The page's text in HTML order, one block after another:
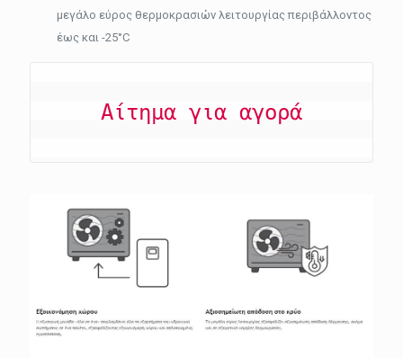
μεγάλο εύρος θερμοκρασιών λειτουργίας περιβάλλοντος
έως και -25°C
Αίτημα για αγορά